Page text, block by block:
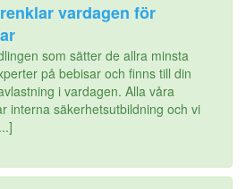
vardagen för
som sätter de allra minsta
på bebisar och finns till din
i vardagen. Alla våra
interna säkerhetsutbildning och vi